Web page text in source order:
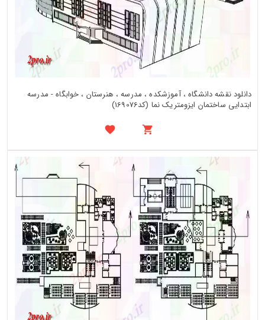
دانلود نقشه دانشگاه ، آموزشکده ، مدرسه ، هنرستان ، خوابگاه - مدرسه
ابتدایی ساختمان ایزومتریک نما (کد169076)